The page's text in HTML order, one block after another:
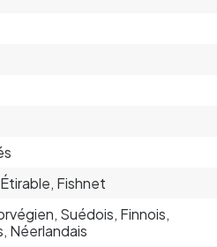
Fishnet
Suédois, Finnois,
Néerlandais